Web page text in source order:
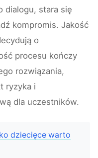
dialogu, stara się
kompromis. Jakość
o
procesu kończy
rozwiązania,
ryzyka i
dla uczestników.
dziecięce warto